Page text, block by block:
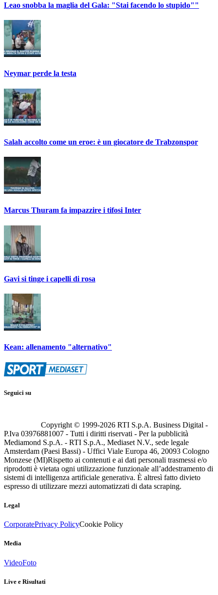
Leao snobba la maglia del Gala: "Stai facendo lo stupido""
Neymar perde la testa
Salah accolto come un eroe: è un giocatore de Trabzonspor
Marcus Thuram fa impazzire i tifosi Inter
Gavi si tinge i capelli di rosa
Kean: allenamento "alternativo"
Seguici su
Copyright © 1999-2026 RTI S.p.A. Business Digital -
P.Iva 03976881007 - Tutti i diritti riservati - Per la pubblicità
Mediamond S.p.A. - RTI S.p.A., Mediaset N.V., sede legale
Amsterdam (Paesi Bassi) - Uffici Viale Europa 46, 20093 Cologno
Monzese (MI)Rispetto ai contenuti e ai dati personali trasmessi e/o
riprodotti è vietata ogni utilizzazione funzionale all’addestramento di
sistemi di intelligenza artificiale generativa. È altresì fatto divieto
espresso di utilizzare mezzi automatizzati di data scraping.
Legal
CorporatePrivacy PolicyCookie Policy
Media
VideoFoto
Live e Risultati